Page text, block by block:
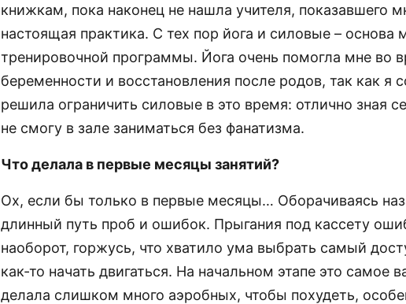
книжкам, пока наконец не нашла учителя, показавшего
настоящая практика. С тех пор йога и силовые – основа
тренировочной программы. Йога очень помогла мне во
беременности и восстановления после родов, так как я
решила ограничить силовые в это время: отлично зная
не смогу в зале заниматься без фанатизма.
Что делала в первые месяцы занятий?
Ох, если бы только в первые месяцы… Оборачиваясь
длинный путь проб и ошибок. Прыгания под кассету
наоборот, горжусь, что хватило ума выбрать самый
как-то начать двигаться. На начальном этапе это самое
делала слишком много аэробных, чтобы похудеть,